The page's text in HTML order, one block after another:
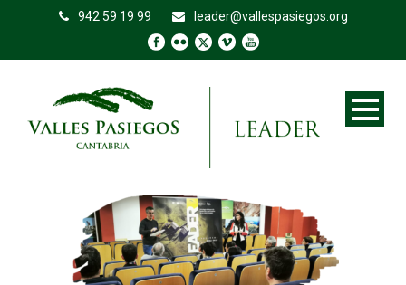
942 59 19 99 leader@vallespasiegos.org